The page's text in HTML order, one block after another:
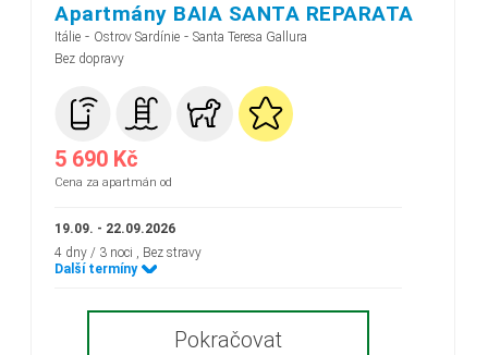
Apartmány BAIA SANTA REPARATA
Itálie - Ostrov Sardínie - Santa Teresa Gallura
Bez dopravy
5 690 Kč
Cena za apartmán od
19.09. - 22.09.2026
4 dny / 3 noci , Bez stravy
Další termíny
Pokračovat